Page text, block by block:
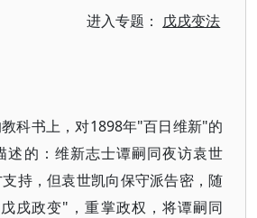
进入专题： 戊戌变法
科书上，对1898年"百日维新"的
述的：维新志士谭嗣同夜访袁世
持，但袁世凯向保守派告密，随
戌政变"，重掌政权，将谭嗣同